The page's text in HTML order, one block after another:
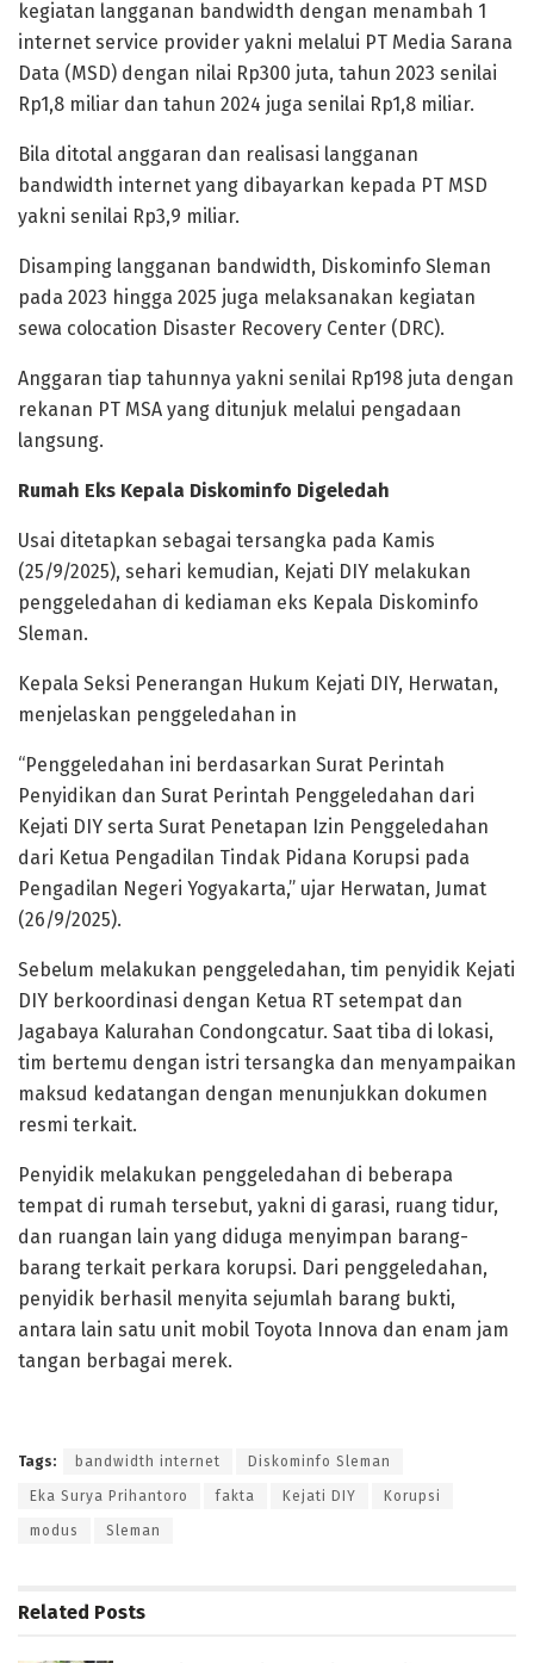
kegiatan langganan bandwidth dengan menambah 1
internet service provider yakni melalui PT Media Sarana
Data (MSD) dengan nilai Rp300 juta, tahun 2023 senilai
Rp1,8 miliar dan tahun 2024 juga senilai Rp1,8 miliar.
Bila ditotal anggaran dan realisasi langganan
bandwidth internet yang dibayarkan kepada PT MSD
yakni senilai Rp3,9 miliar.
Disamping langganan bandwidth, Diskominfo Sleman
pada 2023 hingga 2025 juga melaksanakan kegiatan
sewa colocation Disaster Recovery Center (DRC).
Anggaran tiap tahunnya yakni senilai Rp198 juta dengan
rekanan PT MSA yang ditunjuk melalui pengadaan
langsung.
Rumah Eks Kepala Diskominfo Digeledah
Usai ditetapkan sebagai tersangka pada Kamis
(25/9/2025), sehari kemudian, Kejati DIY melakukan
penggeledahan di kediaman eks Kepala Diskominfo
Sleman.
Kepala Seksi Penerangan Hukum Kejati DIY, Herwatan,
menjelaskan penggeledahan in
“Penggeledahan ini berdasarkan Surat Perintah
Penyidikan dan Surat Perintah Penggeledahan dari
Kejati DIY serta Surat Penetapan Izin Penggeledahan
dari Ketua Pengadilan Tindak Pidana Korupsi pada
Pengadilan Negeri Yogyakarta,” ujar Herwatan, Jumat
(26/9/2025).
Sebelum melakukan penggeledahan, tim penyidik Kejati
DIY berkoordinasi dengan Ketua RT setempat dan
Jagabaya Kalurahan Condongcatur. Saat tiba di lokasi,
tim bertemu dengan istri tersangka dan menyampaikan
maksud kedatangan dengan menunjukkan dokumen
resmi terkait.
Penyidik melakukan penggeledahan di beberapa
tempat di rumah tersebut, yakni di garasi, ruang tidur,
dan ruangan lain yang diduga menyimpan barang-
barang terkait perkara korupsi. Dari penggeledahan,
penyidik berhasil menyita sejumlah barang bukti,
antara lain satu unit mobil Toyota Innova dan enam jam
tangan berbagai merek.
Tags: bandwidth internet Diskominfo Sleman
Eka Surya Prihantoro fakta Kejati DIY Korupsi
modus Sleman
Related Posts